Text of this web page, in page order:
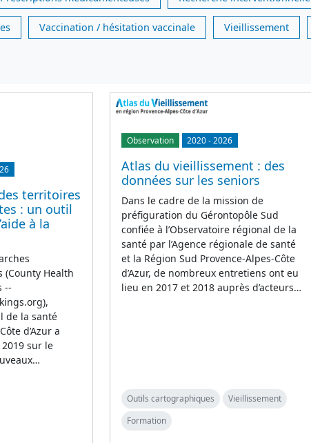
Vaccination / hésitation vaccinale Vieillissement
territoires
: un outil
à la
(County Health
--
de la santé
d’Azur a
sur le
Observation 2020-2026
Atlas du vieillissement : des
données sur les seniors
Dans le cadre de la mission de
préfiguration du Gérontopôle Sud
confiée à l’Observatoire régional de la
santé par l’Agence régionale de santé
et la Région Sud Provence-Alpes-Côte
d’Azur, de nombreux entretiens ont eu
lieu en 2017 et 2018 auprès d’acteurs…
Outils cartographiques
Vieillissement
Formation